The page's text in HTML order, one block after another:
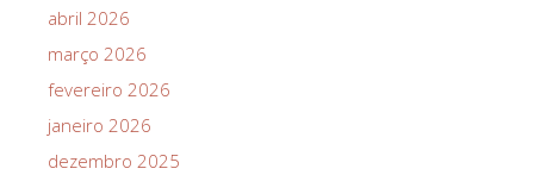
abril 2026
março 2026
fevereiro 2026
janeiro 2026
dezembro 2025